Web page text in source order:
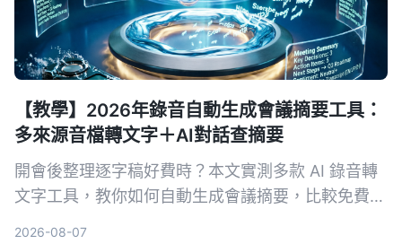
【教學】2026年錄音自動生成會議摘要工具：
多來源音檔轉文字＋AI對話查摘要
開會後整理逐字稿好費時？本文實測多款 AI 錄音轉
文字工具，教你如何自動生成會議摘要，比較免費與
2026-08-07